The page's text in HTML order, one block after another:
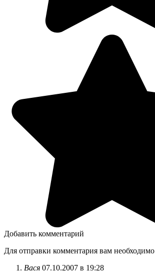
Добавить комментарий
Для отправки комментария вам необходимо
Вася 07.10.2007 в 19:28